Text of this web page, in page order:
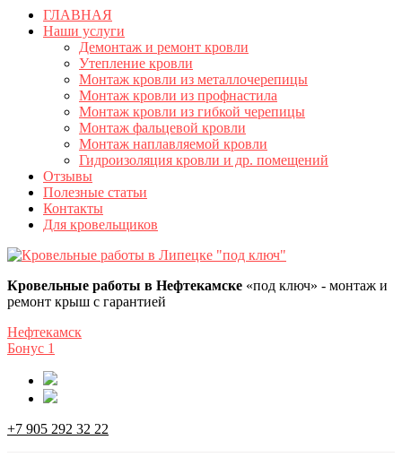
ГЛАВНАЯ
Наши услуги
Демонтаж и ремонт кровли
Утепление кровли
Монтаж кровли из металлочерепицы
Монтаж кровли из профнастила
Монтаж кровли из гибкой черепицы
Монтаж фальцевой кровли
Монтаж наплавляемой кровли
Гидроизоляция кровли и др. помещений
Отзывы
Полезные статьи
Контакты
Для кровельщиков
Кровельные работы в Нефтекамске «под ключ» - монтаж и
ремонт крыш с гарантией
Нефтекамск
Бонус 1
+7 905 292 32 22